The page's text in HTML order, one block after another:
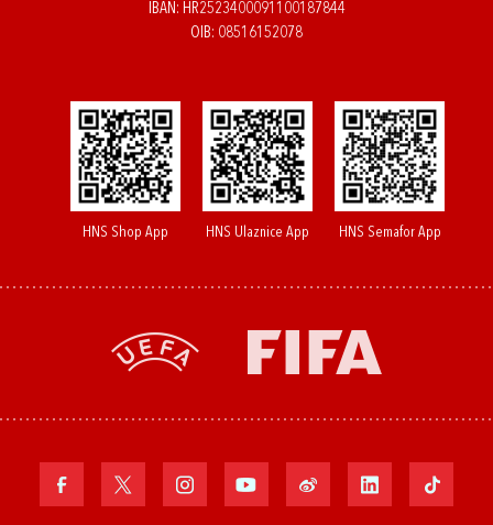
IBAN: HR2523400091100187844
OIB: 08516152078
HNS Shop App HNS Ulaznice App HNS Semafor App